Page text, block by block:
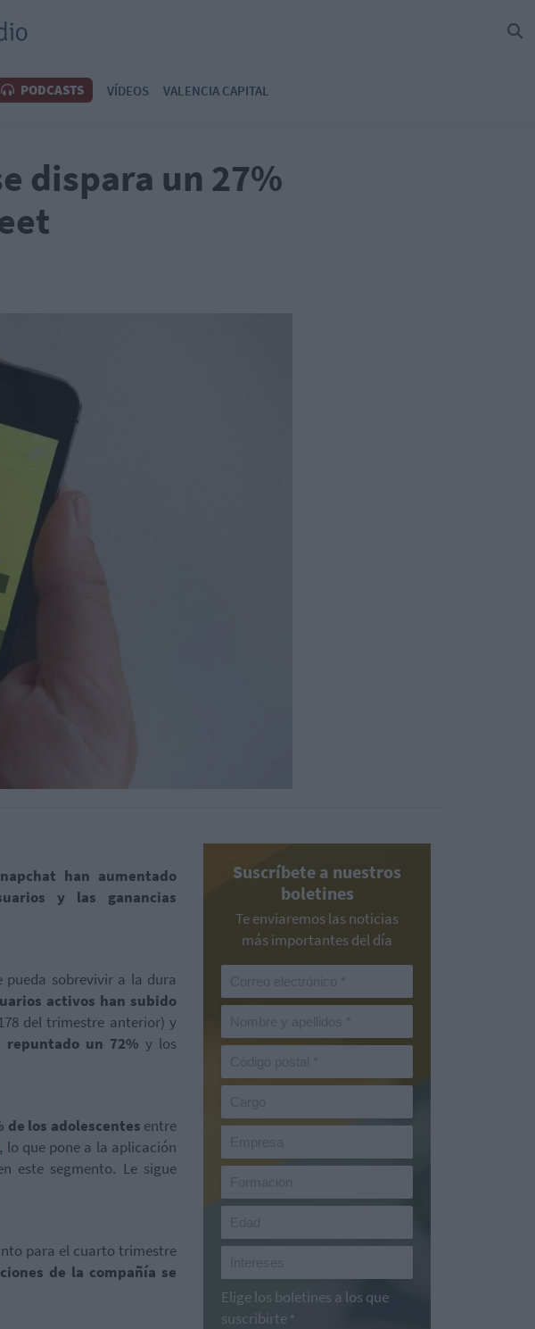
PODCASTS VÍDEOS VALENCIA CAPITAL
dispara un 27%
han aumentado
y las ganancias
pueda sobrevivir a la dura
activos han subido
del trimestre anterior) y
repuntado un 72% y los
de los adolescentes entre
, lo que pone a la aplicación
este segmento. Le sigue
para el cuarto trimestre
de la compañía se
Suscríbete a nuestros
boletines
Te enviaremos las noticias
más importantes del día
Elige los boletines a los que
suscribirte *